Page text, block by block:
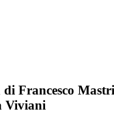
Francesco
Viviani